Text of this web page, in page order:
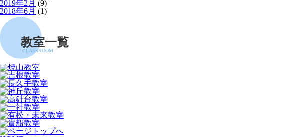
2019年2月 (9)
2018年6月 (1)
教室一覧
CLASSROOM